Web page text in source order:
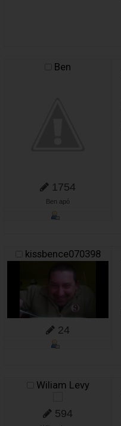
Ben
1754
Ben apó
kissbence070398
24
Wiliam Levy
594